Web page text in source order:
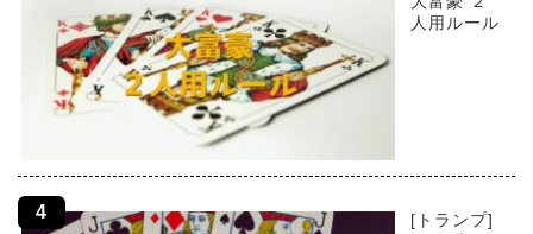
人用ルール
[トランプ]